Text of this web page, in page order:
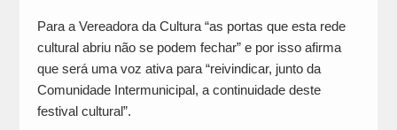
Para a Vereadora da Cultura “as portas que esta rede
cultural abriu não se podem fechar” e por isso afirma
que será uma voz ativa para “reivindicar, junto da
Comunidade Intermunicipal, a continuidade deste
festival cultural”.